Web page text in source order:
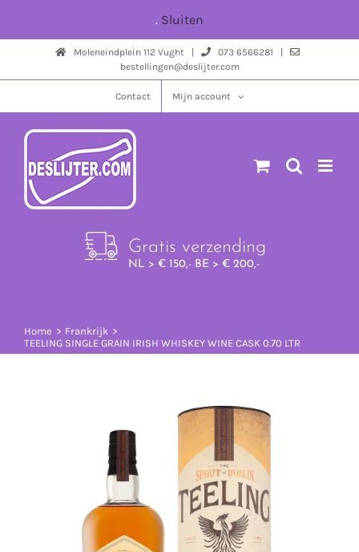
. Sluiten
Moleneindplein 112 Vught |
073 6566281 |
bestellingen@deslijter.com
Contact Mijn account
Gratis verzending
NL > € 150,- BE > € 200,-
Home
Frankrijk
TEELING SINGLE GRAIN IRISH WHISKEY WINE CASK 0.70 LTR